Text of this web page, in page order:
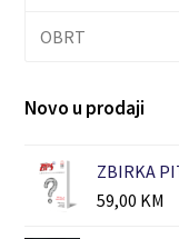
OBRT
Novo u prodaji
ZBIRKA
59,00 KM